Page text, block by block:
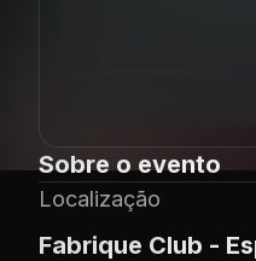
Sobre o evento
Localização
Fabrique Club -